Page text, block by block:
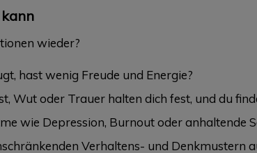
wieder?
hast wenig Freude und Energie?
Wut oder Trauer halten dich fest, und du
wie Depression, Burnout oder anhaltende
Verhaltens- und Denkmustern